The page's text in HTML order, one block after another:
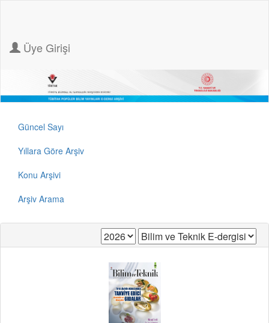
Üye Girişi
Güncel Sayı
Yıllara Göre Arşiv
Konu Arşivi
Arşiv Arama